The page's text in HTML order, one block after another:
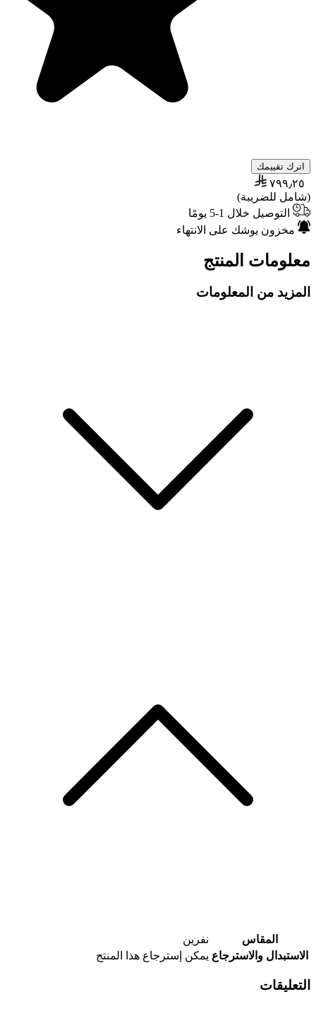
اترك تقييمك
٧٩٩٫٢٥
(شامل للضريبة)
التوصيل خلال 1-5 يومًا
مخزون يوشك على الانتهاء
معلومات المنتج
المزيد من المعلومات
المقاس
نفرين
الاستبدال والاسترجاع يمكن إسترجاع هذا المنتج
التعليقات